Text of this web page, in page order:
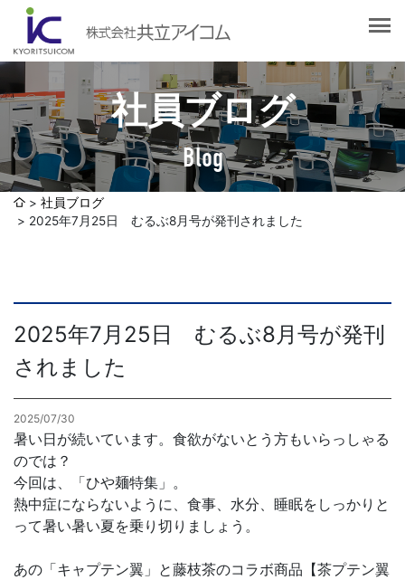
社員ブログ
Blog
会社概要
社長挨拶
企業理念
沿革
認証取得
選ばれる理由
サービス紹介
Web制作・ホームページ制作
発送代行・全国流通（ロジスティクス）
デジタルコンテンツ制作・撮影・その他
社員ブログ
お問合せ
社員ブログ
2025年7月25日 むるぶ8月号が発刊されました
2025年7月25日 むるぶ8月号が発刊
されました
2025/07/30
暑い日が続いています。食欲がないとう方もいらっしゃる
のでは？
今回は、「ひや麺特集」。
熱中症にならないように、食事、水分、睡眠をしっかりと
って暑い暑い夏を乗り切りましょう。
あの「キャプテン翼」と藤枝茶のコラボ商品【茶プテン翼